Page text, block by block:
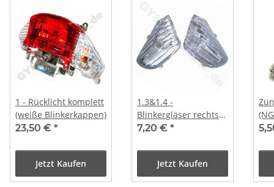
1 - Rücklicht komplett
(weiße Blinkerkappen)
23,50 € *
Jetzt Kaufen
1.3&1.4 -
Blinkergläser rechts
links weiss
7,20 € *
Jetzt Kaufen